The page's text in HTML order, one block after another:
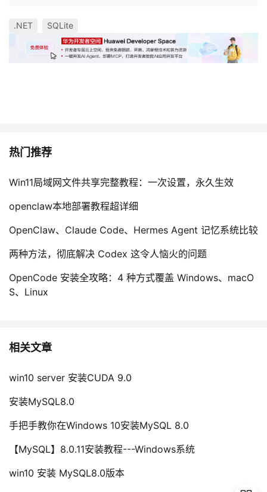
.NET SQLite
热门推荐
Win11局域网文件共享完整教程：一次设置，永久生效
openclaw本地部署教程超详细
OpenClaw、Claude Code、Hermes Agent 记忆系统比较
两种方法，彻底解决 Codex 这令人恼火的问题
OpenCode 安装全攻略：4 种方式覆盖 Windows、macO
S、Linux
相关文章
win10 server 安装CUDA 9.0
安装MySQL8.0
手把手教你在Windows 10安装MySQL 8.0
【MySQL】8.0.11安装教程---Windows系统
win10 安装 MySQL8.0版本